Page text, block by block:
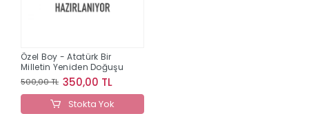
Özel Boy - Atatürk Bir
Milletin Yeniden Doğuşu
500,00 TL 350,00 TL
Stokta Yok